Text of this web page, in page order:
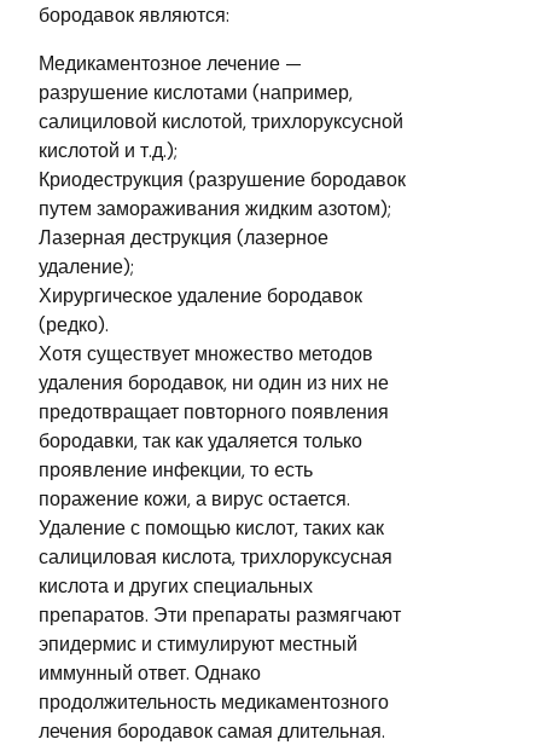
бородавок являются:
Медикаментозное лечение —
разрушение кислотами (например,
салициловой кислотой, трихлоруксусной
кислотой и т.д.);
Криодеструкция (разрушение бородавок
путем замораживания жидким азотом);
Лазерная деструкция (лазерное
удаление);
Хирургическое удаление бородавок
(редко).
Хотя существует множество методов
удаления бородавок, ни один из них не
предотвращает повторного появления
бородавки, так как удаляется только
проявление инфекции, то есть
поражение кожи, а вирус остается.
Удаление с помощью кислот, таких как
салициловая кислота, трихлоруксусная
кислота и других специальных
препаратов. Эти препараты размягчают
эпидермис и стимулируют местный
иммунный ответ. Однако
продолжительность медикаментозного
лечения бородавок самая длительная.